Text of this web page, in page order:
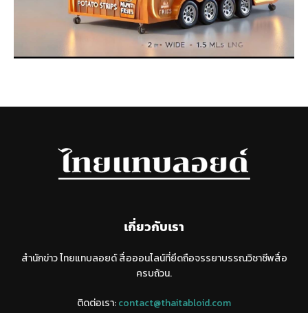
เกี่ยวกับเรา
สำนักข่าว ไทยแทบลอยด์ สื่อออนไลน์ที่ยึดถือจรรยาบรรณวิชาชีพสื่อ
ครบถ้วน.
ติดต่อเรา:contact@thaitabloid.com